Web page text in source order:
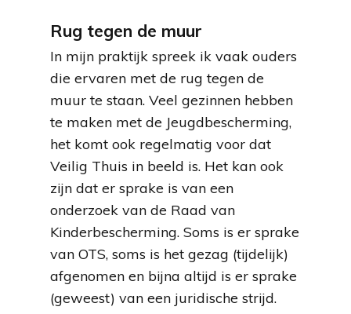
Rug tegen de muur
In mijn praktijk spreek ik vaak ouders
die ervaren met de rug tegen de
muur te staan. Veel gezinnen hebben
te maken met de Jeugdbescherming,
het komt ook regelmatig voor dat
Veilig Thuis in beeld is. Het kan ook
zijn dat er sprake is van een
onderzoek van de Raad van
Kinderbescherming. Soms is er sprake
van OTS, soms is het gezag (tijdelijk)
afgenomen en bijna altijd is er sprake
(geweest) van een juridische strijd.